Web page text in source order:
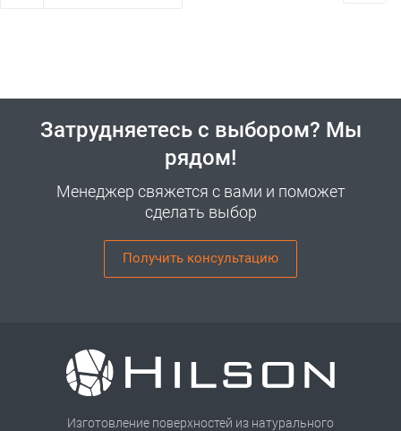
Затрудняетесь с выбором? Мы
рядом!
Менеджер свяжется с вами и поможет
сделать выбор
Получить консультацию
Изготовление поверхностей из натурального